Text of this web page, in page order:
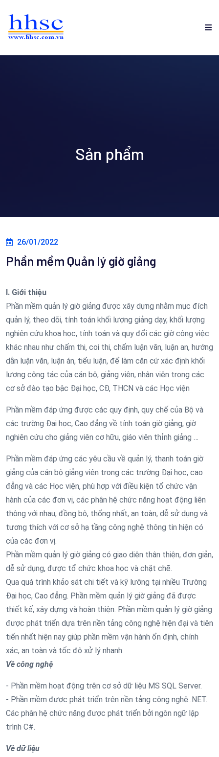
Sản phẩm
26/01/2022
Phần mềm Quản lý giờ giảng
I. Giới thiệu
Phần mềm quản lý giờ giảng được xây dựng nhằm mục đích
quản lý, theo dõi, tính toán khối lượng giảng dạy, khối lượng
nghiên cứu khoa học, tính toán và quy đổi các giờ công việc
khác nhau như chấm thi, coi thi, chấm luận văn, luận an, hướng
dẫn luận văn, luận án, tiểu luận, để làm căn cứ xác định khối
lượng công tác của cán bộ, giảng viên, nhân viên trong các
cơ sở đào tạo bậc Đại học, CĐ, THCN và các Học viện
Phần mềm đáp ứng được các quy định, quy chế của Bộ và
các trường Đại học, Cao đẳng về tính toán giờ giảng, giờ
nghiên cứu cho giảng viên cơ hữu, giáo viên thỉnh giảng …
Phần mềm đáp ứng các yêu cầu về quản lý, thanh toán giờ
giảng của cán bộ giảng viên trong các trường Đại học, cao
đẳng và các Học viện, phù hợp với điều kiện tổ chức vận
hành của các đơn vị, các phân hệ chức năng hoạt động liên
thông với nhau, đồng bộ, thống nhất, an toàn, dễ sử dụng và
tương thích với cơ sở hạ tầng công nghệ thông tin hiện có
của các đơn vị.
Phần mềm quản lý giờ giảng có giao diện thân thiện, đơn giản,
dễ sử dụng, được tổ chức khoa học và chặt chẽ.
Qua quá trình khảo sát chi tiết và kỹ lưỡng tại nhiều Trường
Đại học, Cao đẳng. Phần mềm quản lý giờ giảng đã được
thiết kế, xây dựng và hoàn thiện. Phần mềm quản lý giờ giảng
được phát triển dựa trên nền tảng công nghệ hiện đại và tiên
tiến nhất hiện nay giúp phần mềm vận hành ổn định, chính
xác, an toàn và tốc độ xử lý nhanh.
Về công nghệ
- Phần mềm hoạt động trên cơ sở dữ liệu MS SQL Server.
- Phần mềm được phát triển trên nền tảng công nghệ .NET.
Các phân hệ chức năng được phát triển bởi ngôn ngữ lập
trình C#.
Về dữ liệu